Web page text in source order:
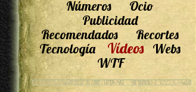
Números
Ocio
Publicidad
Recomendados
Recortes
Tecnología
Vídeos Webs
WTF